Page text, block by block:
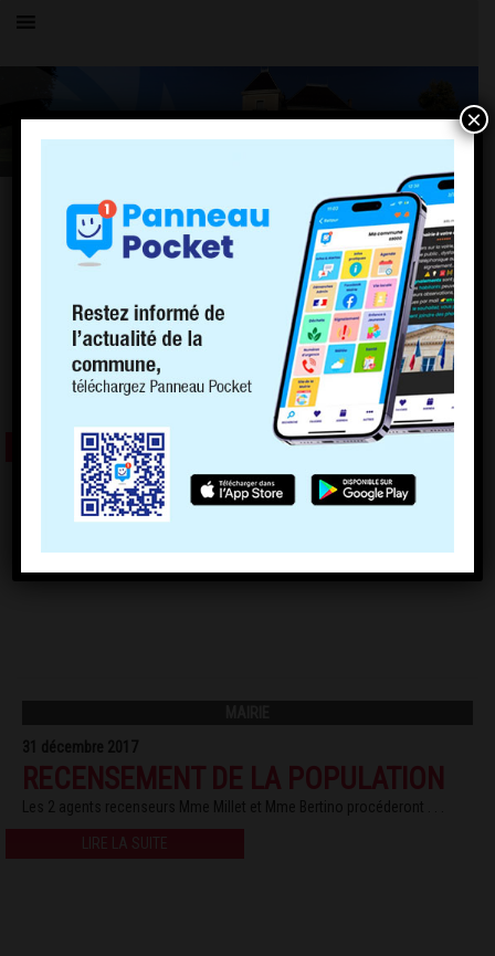
TOUTES LES ACTUALITÉS
LE VILLAGE
15 janvier 2018
LA FIBRE OPTIQUE
Depuis le 18 décembre 2017, vous pouvez vous raccorder à . . .
LIRE LA SUITE
31 décembre 2017
RECENSEMENT DE LA POPULATION
Les 2 agents recenseurs Mme Millet et Mme Bertino procéderont . . .
LIRE LA SUITE
×